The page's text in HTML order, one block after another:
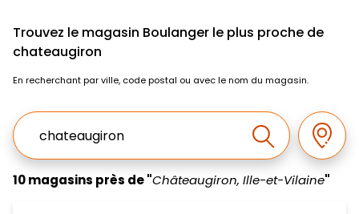
Trouvez le magasin Boulanger le plus proche de
chateaugiron
En recherchant par ville, code postal ou avec le nom du magasin.
Ville, Region, Code postal ou Ville & Pays
Effectuer la
10 magasins près de "Châteaugiron, Ille-et-Vilaine"